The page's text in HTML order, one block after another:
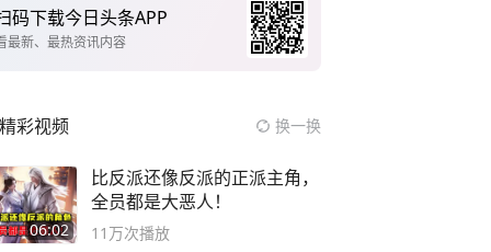
码下载今日头条APP
最新、最热资讯内容
精彩视频 换一换
06:02
比反派还像反派的正派主角，
全员都是大恶人！
11万次播放